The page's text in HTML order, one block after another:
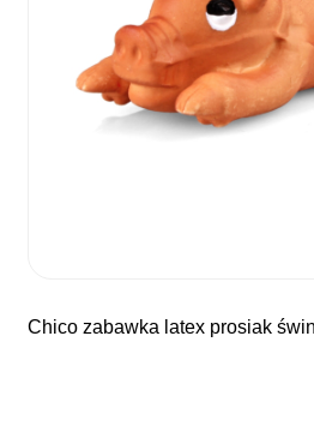
chico zabawka latex prosiak